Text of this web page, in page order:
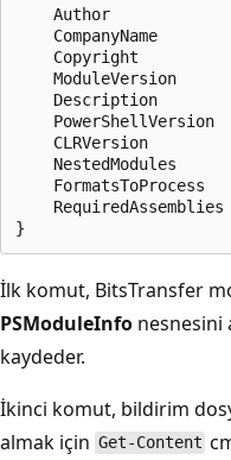
Author
CompanyName
Copyright
ModuleVersion
Description
PowerShellVersion
CLRVersion
NestedModules
FormatsToProcess
İlk komut, BitsTransfer
PSModuleInfo nesnesini
kaydeder.
İkinci komut, bildirim
almak için Get-Content